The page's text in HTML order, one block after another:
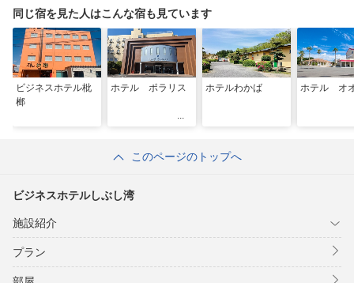
同じ宿を見た人はこんな宿も見ています
ビジネスホテル枇
榔
ホテル ポラリス ホテルわかば ホテル オ
このページのトップへ
ビジネスホテルしぶし湾
施設紹介
プラン